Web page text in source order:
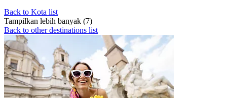
Back to Kota list
Tampilkan lebih banyak (7)
Back to other destinations list